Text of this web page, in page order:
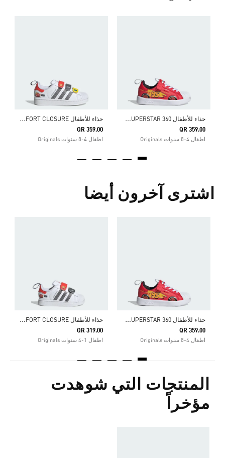
ح
ذاء للأطفال ADIDAS PIXAR CARS ADIFOM SUPERSTAR 360
QR 359.00
اطفال 4-8 سنوات Originals
ح
ذاء للأطفال ADIDAS PIXAR CARS SUPERSTAR II COMFORT CLOSURE
QR 359.00
اطفال 4-8 سنوات Originals
اشترى آخرون أيضا
ح
ذاء للأطفال ADIDAS PIXAR CARS ADIFOM SUPERSTAR 360
QR 359.00
اطفال 4-8 سنوات Originals
ح
ذاء للأطفال ADIDAS PIXAR CARS SUPERSTAR II COMFORT CLOSURE
QR 319.00
اطفال 1-4 سنوات Originals
المنتجات التي شوهدت
مؤخراً